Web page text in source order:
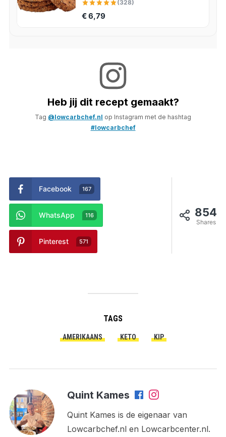
(328)
€ 6,79
Heb jij dit recept gemaakt?
Tag @lowcarbchef.nl op Instagram met de hashtag
#lowcarbchef
854
Shares
Facebook 167
WhatsApp 116
Pinterest 571
TAGS
AMERIKAANS KETO KIP
Quint Kames
Quint Kames is de eigenaar van
Lowcarbchef.nl en Lowcarbcenter.nl.